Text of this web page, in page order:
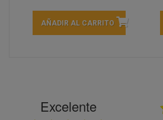
AÑADIR AL CARRITO
Excelente